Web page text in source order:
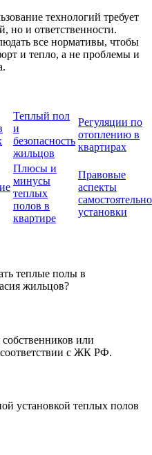
технологий требует
но и ответственности.
все нормативы, чтобы
и тепло, а не проблемы и
Теплый пол
и
безопасность
жильцов
Регуляции по
отоплению в
квартирах
Плюсы и
минусы
теплых
полов в
квартире
Правовые
аспекты
установки
теплые полы в
жильцов?
собственников или
с ЖК РФ.
установкой теплых полов